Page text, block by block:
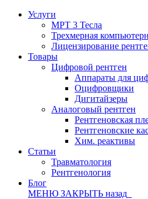
Услуги
МРТ 3 Тесла
Трехмерная
Лицензирование
Товары
Цифровой рентген
Аппараты для
Оцифровщики
Дигитайзеры
Аналоговый рентген
Рентгеновская
Рентгеновские
Хим. реактивы
Статьи
Травматология
Рентгенология
Блог
МЕНЮ ЗАКРЫТЬ назад